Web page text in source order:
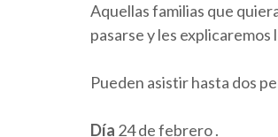
Aquellas familias que
pasarse y les
Pueden asistir hasta dos
Día 24 de febrero .